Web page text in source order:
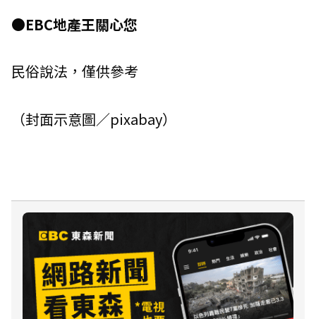
●EBC地產王關心您
民俗說法，僅供參考
（封面示意圖／pixabay）